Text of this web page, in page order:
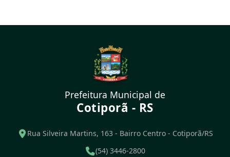
Prefeitura Municipal de
Cotiporã - RS
Rua Silveira Martins, 163 - Bairro Centro - Cotiporã/RS
(54) 3446-2800